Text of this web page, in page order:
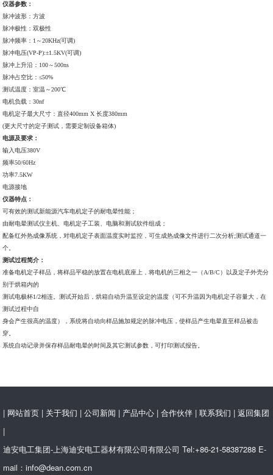
仪器参数：
脉冲波形：方波
脉冲极性：双极性
脉冲频率：1～20KHz(可调)
脉冲电压(VP-P):±1.5KV(可调)
脉冲上升沿：100～500ns
脉冲占空比：≤50%
测试温度：室温～200℃
电机负载：30nf
电机定子最大尺寸：直径400mm X 长度380mm
(更大尺寸的定子测试，需要定制设备箱体)
电源及要求：
输入电压380V
频率50/60Hz
功率7.5KW
电源接地
仪器特点：
可有效的测试新能源汽车电机定子的耐电晕性能；
由耐电晕测试仪主机、电机定子工装、电脑和测试软件组成；
配备红外热成像系统，对电机定子表面温度实时监控，可生成热成像文件进行二次分析;测试通道一
个。
测试过程简介：
准备电机定子样品，将样品平稳的放置在电机底座上，将电机的三相之一（A/B/C）以及定子外壳分
别于烘箱内的
测试电极杯1/2相连。测试开始后，烘箱自动升温至设定的温度（可不升温因为电机定子容量大，在
测试过程中自
身会产生很高的温度），系统将自动向样品施加规定的脉冲电压，使样品产生电晕直至样品被击
穿。
系统自动记录并保存样品耐电晕的时间及其它测试参数，可打印测试报告。
| 网站首页 | 关于我们 | 公司新闻 | 产品中心 | 合作伙伴 | 联系我们 | 返回集团
|
迪安电工集团-上海迪安电工器材有限公司有限公司 Tel:+86-21-58387288 E-
mail：info@dean.com.cn